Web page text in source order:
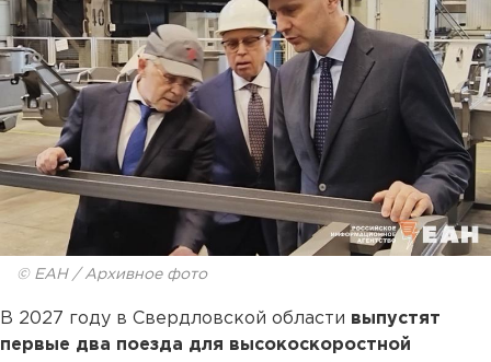
© ЕАН / Архивное фото
В 2027 году в Свердловской области выпустят
первые два поезда для высокоскоростной